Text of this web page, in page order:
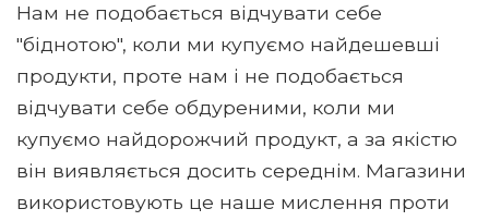
Нам не подобається відчувати себе
"біднотою", коли ми купуємо найдешевші
продукти, проте нам і не подобається
відчувати себе обдуреними, коли ми
купуємо найдорожчий продукт, а за якістю
він виявляється досить середнім. Магазини
використовують це наше мислення проти